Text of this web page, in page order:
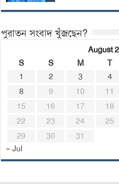
পুরাতন সংবাদ খুঁজছেন?
August
S
S M T
1
2 3 4
8
9 10 11
15
16 17 18
22
23 24 25
29
30
31
« Jul